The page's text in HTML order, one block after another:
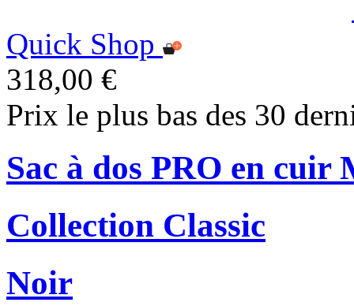
Quick Shop
318,00 €
Prix le plus bas des 30
Sac à dos PRO en cuir
Collection Classic
Noir